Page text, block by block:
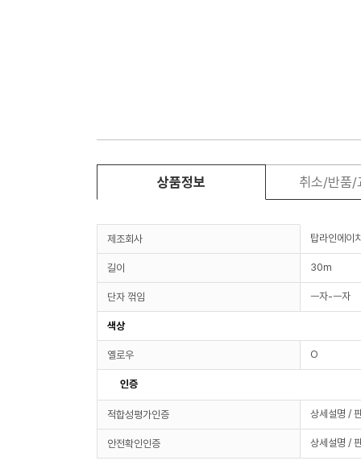
상품정보 취소/반품/
제조회사 탑라인에이
길이 30m
단자 꺾임 ㅡ자-ㅡ자
색상
옐로우 O
인증
적합성평가인증 상세설명 /
안전확인인증 상세설명 /